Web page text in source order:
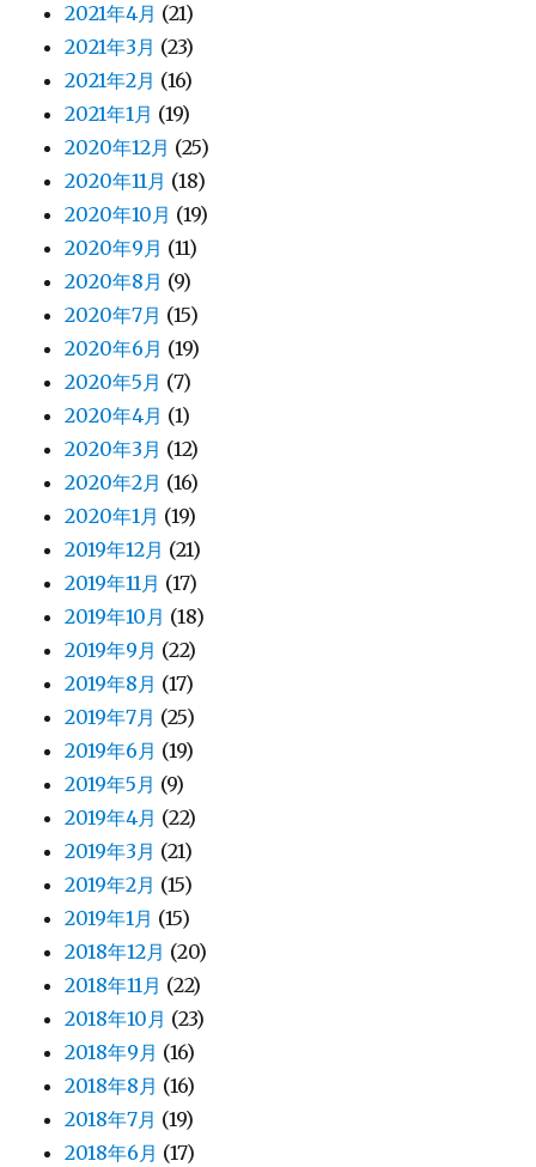
2021年4月 (21)
2021年3月 (23)
2021年2月 (16)
2021年1月 (19)
2020年12月 (25)
2020年11月 (18)
2020年10月 (19)
2020年9月 (11)
2020年8月 (9)
2020年7月 (15)
2020年6月 (19)
2020年5月 (7)
2020年4月 (1)
2020年3月 (12)
2020年2月 (16)
2020年1月 (19)
2019年12月 (21)
2019年11月 (17)
2019年10月 (18)
2019年9月 (22)
2019年8月 (17)
2019年7月 (25)
2019年6月 (19)
2019年5月 (9)
2019年4月 (22)
2019年3月 (21)
2019年2月 (15)
2019年1月 (15)
2018年12月 (20)
2018年11月 (22)
2018年10月 (23)
2018年9月 (16)
2018年8月 (16)
2018年7月 (19)
2018年6月 (17)